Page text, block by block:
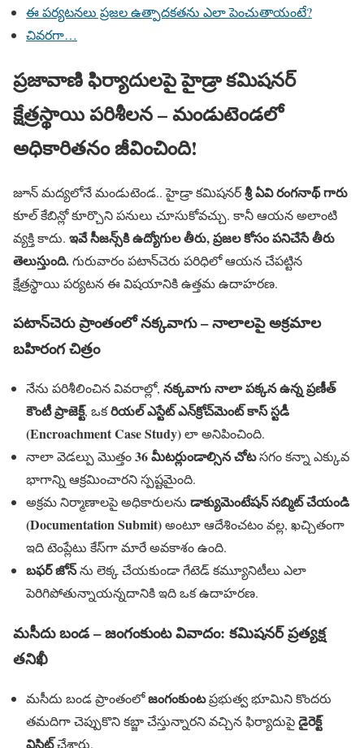
ఈ పర్యటనలు ప్రజల ఉత్పాదకతను ఎలా పెంచుతాయంటే?
చివరగా…
ప్రజావాణి ఫిర్యాదులపై హైడ్రా కమిషనర్
క్షేత్రస్థాయి పరిశీలన – మండుటెండలో
అధికారితనం జీవించింది!
జూన్ మద్యలోనే మండుటెండ.. హైడ్రా కమిషనర్శ్రీ ఏవి రంగనాథ్ గారు
కూల్ కేబిన్లో కూర్చొని పనులు చూసుకోవచ్చు. కానీ ఆయన అలాంటి
వ్యక్తి కాదు. ఇవే సీజన్స్‌కి ఉద్యోగుల తీరు, ప్రజల కోసం పనిచేసే తీరు
తెలుస్తుంది.గురువారం పటాన్‌చెరు పరిధిలో ఆయన చేపట్టిన
క్షేత్రస్థాయి పర్యటన ఈ విషయానికి ఉత్తమ ఉదాహరణ.
పటాన్‌చెరు ప్రాంతంలో నక్కవాగు – నాలాలపై అక్రమాల
బహిరంగ చిత్రం
నేను పరిశీలించిన వివరాల్లో, నక్కవాగు నాలా పక్కన ఉన్న ప్రణీత్
కౌంటీ ప్రాజెక్ట్, ఒకరియల్ ఎస్టేట్ ఎన్‌క్రోచ్‌మెంట్ కాస్ స్టడీ
(Encroachment Case Study)లా అనిపించింది.
నాలా వెడల్పు మొత్తం36 మీటర్లుండాల్సిన చోటసగం కన్నా ఎక్కువ
భాగాన్ని ఆక్రమించారని స్పష్టమైంది.
అక్రమ నిర్మాణాలపై అధికారులను డాక్యుమెంటేషన్ సబ్మిట్ చేయండి
(Documentation Submit)అంటూ ఆదేశించటం వల్ల, ఖచ్చితంగా
ఇది టెంప్లేటు కేస్‌గా మారే అవకాశం ఉంది.
బఫర్ జోన్ను లెక్క చేయకుండా గేటెడ్ కమ్యూనిటీలు ఎలా
పెరిగిపోతున్నాయన్నదానికి ఇది ఒక ఉదాహరణ.
మసీదు బండ – జంగంకుంట వివాదం: కమిషనర్ ప్రత్యక్ష
తనిఖీ
మసీదు బండ ప్రాంతంలోజంగంకుంటప్రభుత్వ భూమిని కొందరు
తమదిగా చెప్పుకొని కబ్జా చేస్తున్నారని వచ్చిన ఫిర్యాదుపైడైరెక్ట్
విసిట్చేశారు.